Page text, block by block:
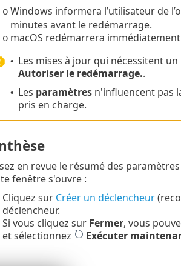
o Windows informera l’utilisateur de
minutes avant le redémarrage.
o macOS redémarrera
• Les mises à jour qui nécessitent
Autoriser le redémarrage..
• Les paramètresn'influencent pas
pris en charge.
en revue le résumé des
fenêtre s'ouvre :
Cliquez sur Créer un déclencheur
déclencheur.
Si vous cliquez sur Fermer, vous
et sélectionnez
Exécuter